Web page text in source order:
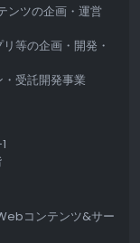
ツの企画・運営
等の企画・開発・
受託開発事業
コンテンツ&サー